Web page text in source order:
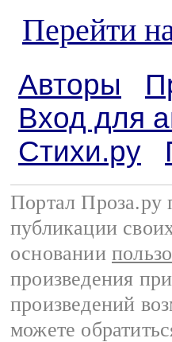
Перейти
Авторы
Вход для
Стихи.ру
Портал Проза.ру
публикации
основании
произведения
произведений
можете